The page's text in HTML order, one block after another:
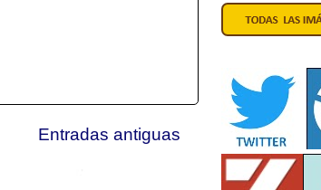
Entradas antiguas